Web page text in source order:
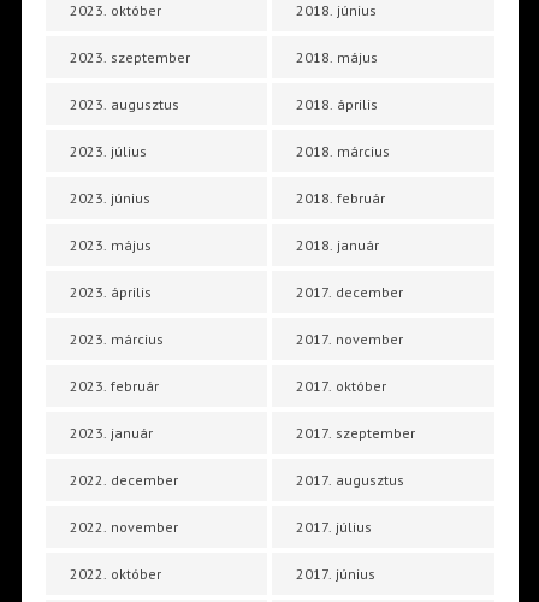
2023. október
2023. szeptember
2023. augusztus
2023. július
2023. június
2023. május
2023. április
2023. március
2023. február
2023. január
2022. december
2022. november
2022. október
2018. június
2018. május
2018. április
2018. március
2018. február
2018. január
2017. december
2017. november
2017. október
2017. szeptember
2017. augusztus
2017. július
2017. június